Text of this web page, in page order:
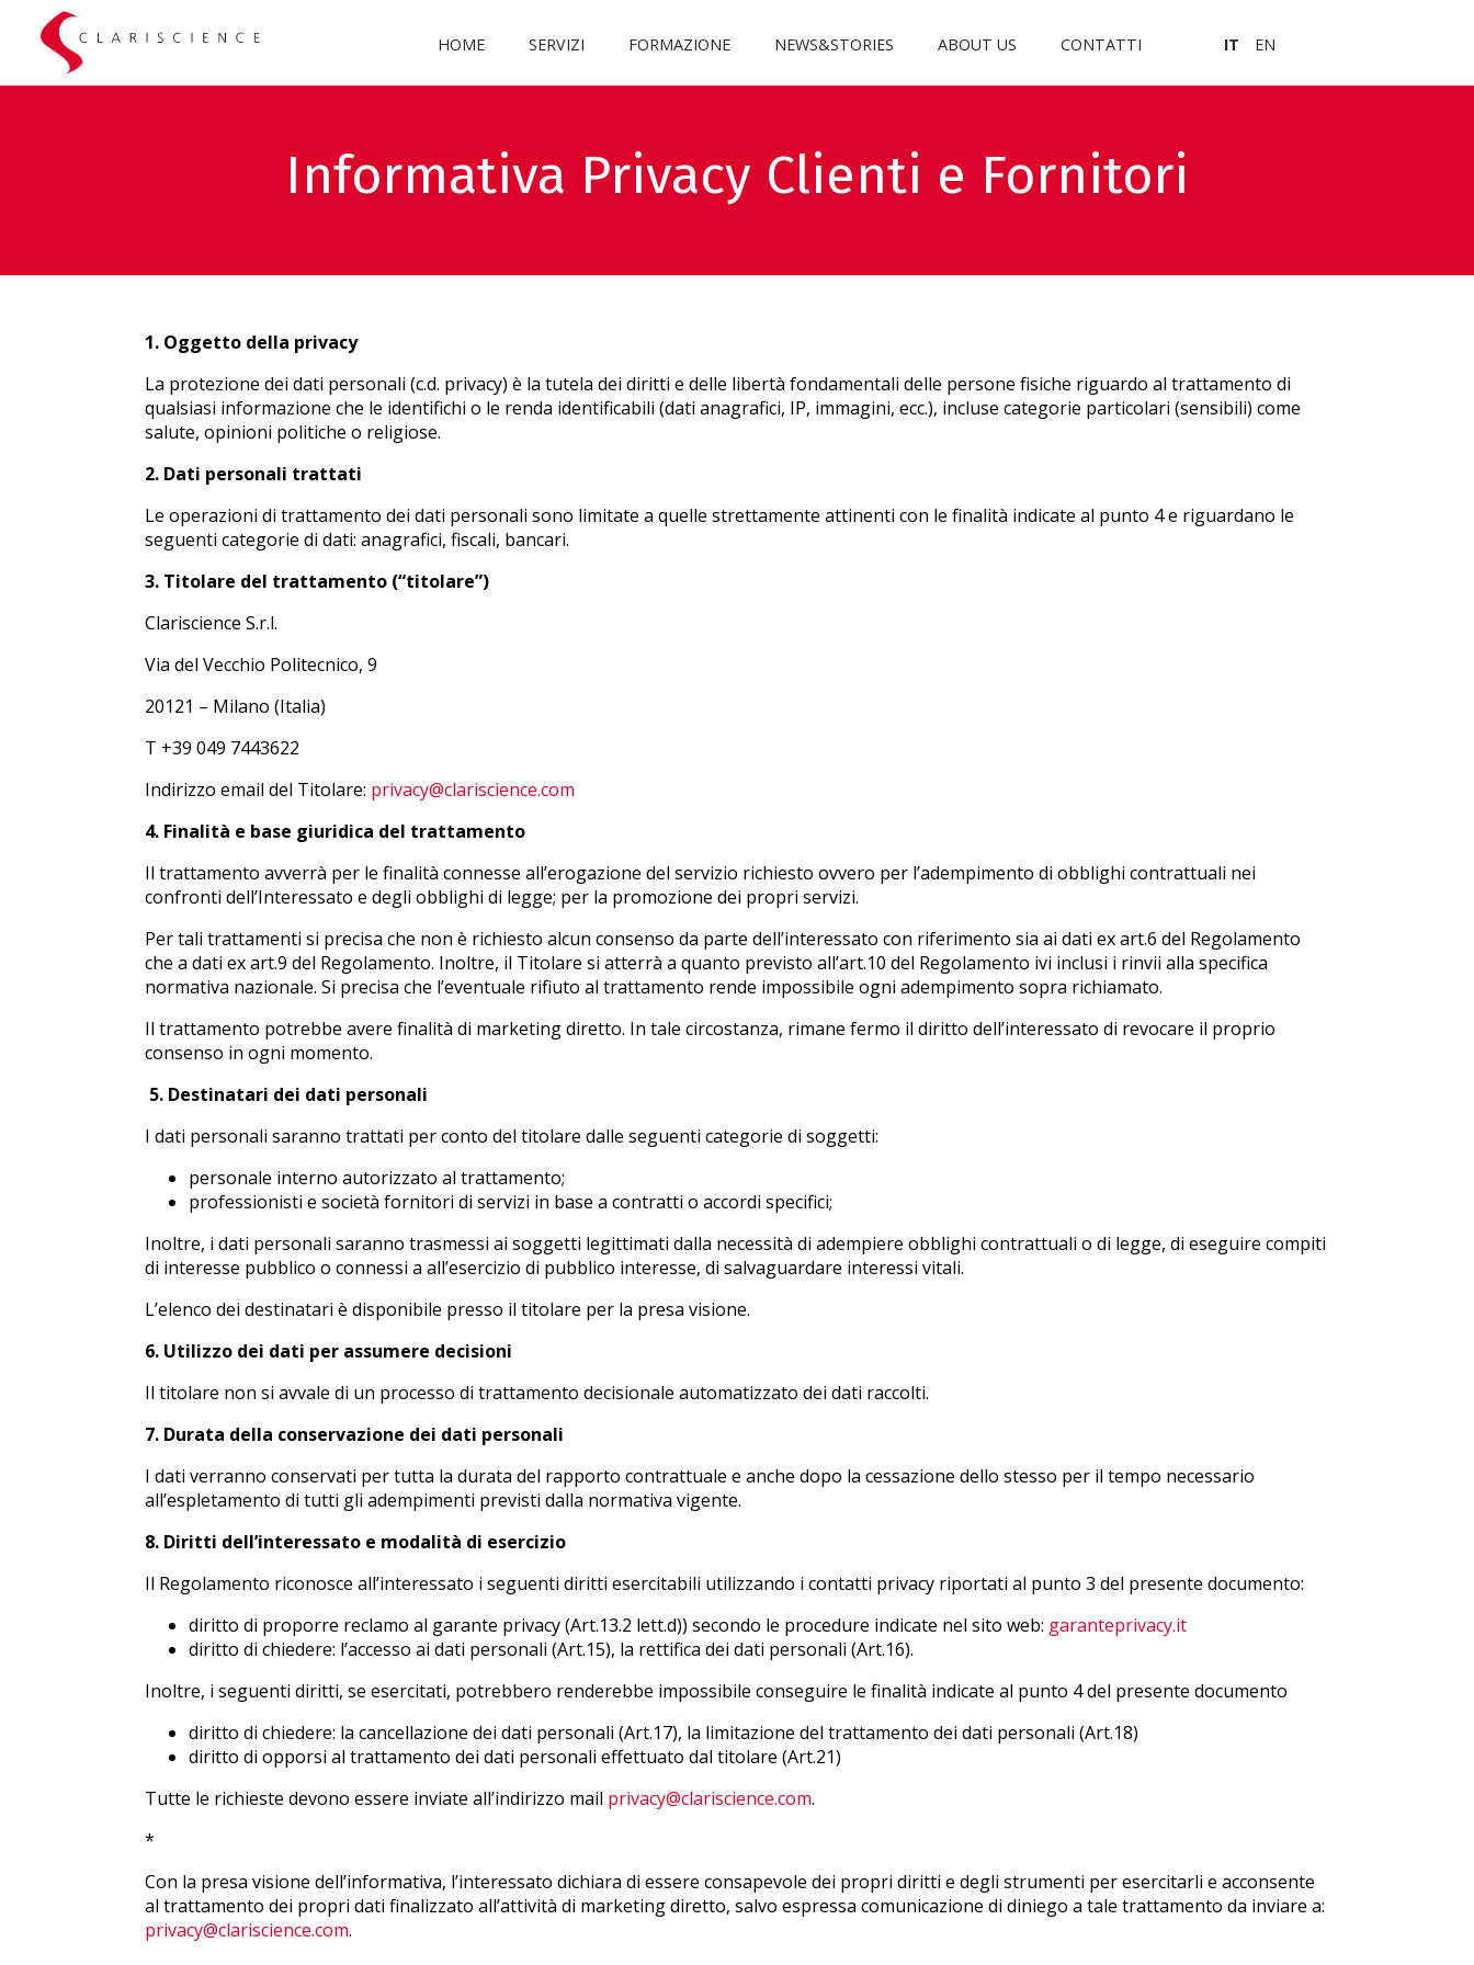
HOME SERVIZI FORMAZIONE NEWS&STORIES ABOUT US CONTATTI IT EN
Informativa Privacy Clienti e Fornitori
1. Oggetto della privacy
La protezione dei dati personali (c.d. privacy) è la tutela dei diritti e delle libertà fondamentali delle persone fisiche riguardo al trattamento di
qualsiasi informazione che le identifichi o le renda identificabili (dati anagrafici, IP, immagini, ecc.), incluse categorie particolari (sensibili) come
salute, opinioni politiche o religiose.
2. Dati personali trattati
Le operazioni di trattamento dei dati personali sono limitate a quelle strettamente attinenti con le finalità indicate al punto 4 e riguardano le
seguenti categorie di dati: anagrafici, fiscali, bancari.
3. Titolare del trattamento (“titolare”)
Clariscience S.r.l.
Via del Vecchio Politecnico, 9
20121 – Milano (Italia)
T +39 049 7443622
Indirizzo email del Titolare: privacy@clariscience.com
4. Finalità e base giuridica del trattamento
Il trattamento avverrà per le finalità connesse all’erogazione del servizio richiesto ovvero per l’adempimento di obblighi contrattuali nei
confronti dell’Interessato e degli obblighi di legge; per la promozione dei propri servizi.
Per tali trattamenti si precisa che non è richiesto alcun consenso da parte dell’interessato con riferimento sia ai dati ex art.6 del Regolamento
che a dati ex art.9 del Regolamento. Inoltre, il Titolare si atterrà a quanto previsto all’art.10 del Regolamento ivi inclusi i rinvii alla specifica
normativa nazionale. Si precisa che l’eventuale rifiuto al trattamento rende impossibile ogni adempimento sopra richiamato.
Il trattamento potrebbe avere finalità di marketing diretto. In tale circostanza, rimane fermo il diritto dell’interessato di revocare il proprio
consenso in ogni momento.
5. Destinatari dei dati personali
I dati personali saranno trattati per conto del titolare dalle seguenti categorie di soggetti:
personale interno autorizzato al trattamento;
professionisti e società fornitori di servizi in base a contratti o accordi specifici;
Inoltre, i dati personali saranno trasmessi ai soggetti legittimati dalla necessità di adempiere obblighi contrattuali o di legge, di eseguire compiti
di interesse pubblico o connessi a all’esercizio di pubblico interesse, di salvaguardare interessi vitali.
L’elenco dei destinatari è disponibile presso il titolare per la presa visione.
6. Utilizzo dei dati per assumere decisioni
Il titolare non si avvale di un processo di trattamento decisionale automatizzato dei dati raccolti.
7. Durata della conservazione dei dati personali
I dati verranno conservati per tutta la durata del rapporto contrattuale e anche dopo la cessazione dello stesso per il tempo necessario
all’espletamento di tutti gli adempimenti previsti dalla normativa vigente.
8. Diritti dell’interessato e modalità di esercizio
Il Regolamento riconosce all’interessato i seguenti diritti esercitabili utilizzando i contatti privacy riportati al punto 3 del presente documento:
diritto di proporre reclamo al garante privacy (Art.13.2 lett.d)) secondo le procedure indicate nel sito web: garanteprivacy.it
diritto di chiedere: l’accesso ai dati personali (Art.15), la rettifica dei dati personali (Art.16).
Inoltre, i seguenti diritti, se esercitati, potrebbero renderebbe impossibile conseguire le finalità indicate al punto 4 del presente documento
diritto di chiedere: la cancellazione dei dati personali (Art.17), la limitazione del trattamento dei dati personali (Art.18)
diritto di opporsi al trattamento dei dati personali effettuato dal titolare (Art.21)
Tutte le richieste devono essere inviate all’indirizzo mail privacy@clariscience.com.
*
Con la presa visione dell’informativa, l’interessato dichiara di essere consapevole dei propri diritti e degli strumenti per esercitarli e acconsente
al trattamento dei propri dati finalizzato all’attività di marketing diretto, salvo espressa comunicazione di diniego a tale trattamento da inviare a:
privacy@clariscience.com.